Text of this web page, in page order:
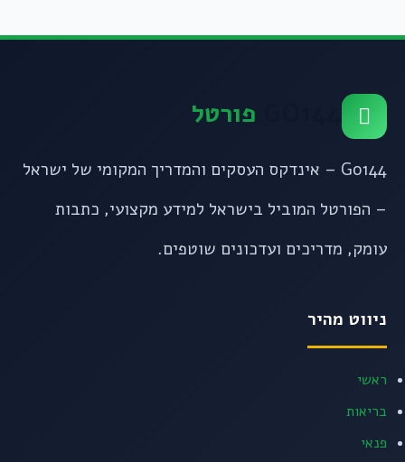
פורטל
Go144 – אינדקס העסקים והמדריך המקומי של ישראל
– הפורטל המוביל בישראל למידע מקצועי, כתבות
עומק, מדריכים ועדכונים שוטפים.
ניווט מהיר
ראשי
בריאות
פנאי